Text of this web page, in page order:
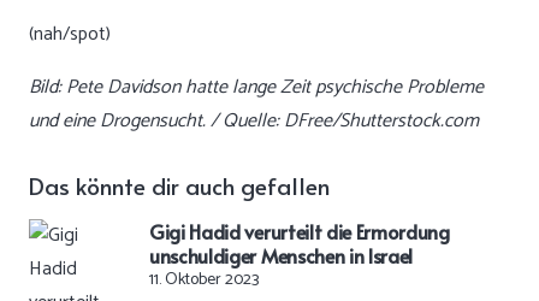
(nah/spot)
Bild: Pete Davidson hatte lange Zeit psychische Probleme
und eine Drogensucht. / Quelle: DFree/Shutterstock.com
Das könnte dir auch gefallen
Gigi Hadid verurteilt die Ermordung
unschuldiger Menschen in Israel
11. Oktober 2023